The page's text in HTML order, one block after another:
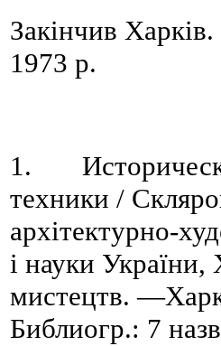
Закінчив
1973 р.
1.
техники /
архітектурно-
і науки України,
мистецтв.
Библиогр.: 7